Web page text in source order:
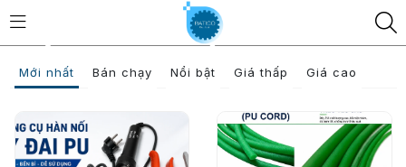
DÂY PU TRÒN (PU
CORD) + BỘ HÀN NỐI
Trang chủ Sản phẩm DÂY PU TRÒN (PU CORD) + BỘ HÀN NỐI
Mới nhất Bán chạy Nổi bật Giá thấp Giá cao